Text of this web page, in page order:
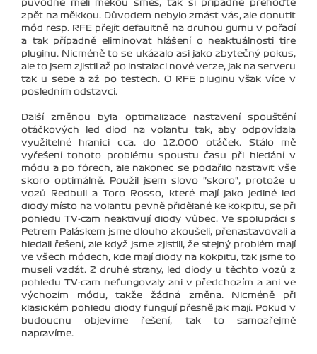
původně měli měkou směs, tak si případně přehoďte
zpět na měkkou. Důvodem nebylo zmást vás, ale donutit
mód resp. RFE přejít defaultně na druhou gumu v pořadí
a tak případně eliminovat hlášení o neaktuálnosti tire
pluginu. Nicméně to se ukázalo asi jako zbytečný pokus,
ale to jsem zjistil až po instalaci nové verze, jak na serveru
tak u sebe a až po testech. O RFE pluginu však více v
posledním odstavci.
Další změnou byla optimalizace nastavení spouštění
otáčkových led diod na volantu tak, aby odpovídala
využitelné hranici cca. do 12.000 otáček. Stálo mě
vyřešení tohoto problému spoustu času při hledání v
módu a po fórech, ale nakonec se podařilo nastavit vše
skoro optimálně. Použil jsem slovo "skoro", protože u
vozů Redbull a Toro Rosso, které mají jako jediné led
diody místo na volantu pevně přidělané ke kokpitu, se při
pohledu TV-cam neaktivují diody vůbec. Ve spolupráci s
Petrem Paláskem jsme dlouho zkoušeli, přenastavovali a
hledali řešení, ale když jsme zjistili, že stejný problém mají
ve všech módech, kde mají diody na kokpitu, tak jsme to
museli vzdát. Z druhé strany, led diody u těchto vozů z
pohledu TV-cam nefungovaly ani v předchozím a ani ve
výchozím módu, takže žádná změna. Nicméně při
klasickém pohledu diody fungují přesně jak mají. Pokud v
budoucnu objevíme řešení, tak to samozřejmě
napravíme.